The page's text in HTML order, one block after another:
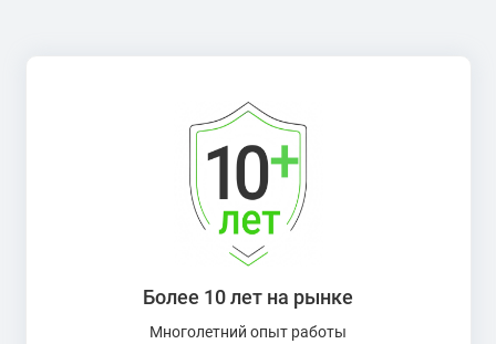
Более 10 лет на рынке
Многолетний опыт работы